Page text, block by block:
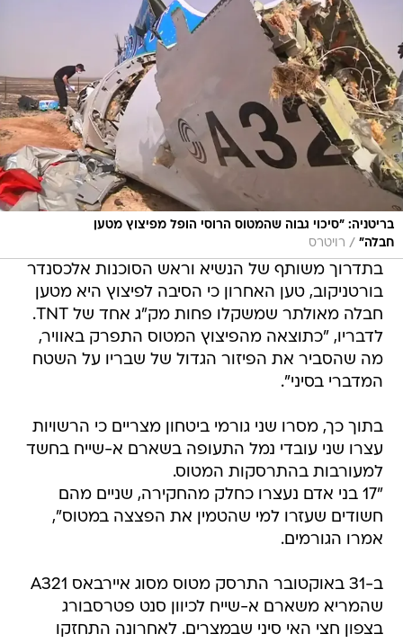
בריטניה: "סיכוי גבוה שהמטוס הרוסי הופל מפיצוץ מטען
חבלה" / רויטרס
בתדרוך משותף של הנשיא וראש הסוכנות אלכסנדר
בורטניקוב, טען האחרון כי הסיבה לפיצוץ היא מטען
חבלה מאולתר שמשקלו פחות מק"ג אחד של TNT.
לדבריו, "כתוצאה מהפיצוץ המטוס התפרק באוויר,
מה שהסביר את הפיזור הגדול של שבריו על השטח
המדברי בסיני".
בתוך כך, מסרו שני גורמי ביטחון מצריים כי הרשויות
עצרו שני עובדי נמל התעופה בשארם א-שייח בחשד
למעורבות בהתרסקות המטוס.
"17 בני אדם נעצרו כחלק מהחקירה, שניים מהם
חשודים שעזרו למי שהטמין את הפצצה במטוס",
אמרו הגורמים.
ב-31 באוקטובר התרסק מטוס מסוג איירבאס A321
שהמריא משארם א-שייח לכיוון סנט פטרסבורג
בצפון חצי האי סיני שבמצרים. לאחרונה התחזקו